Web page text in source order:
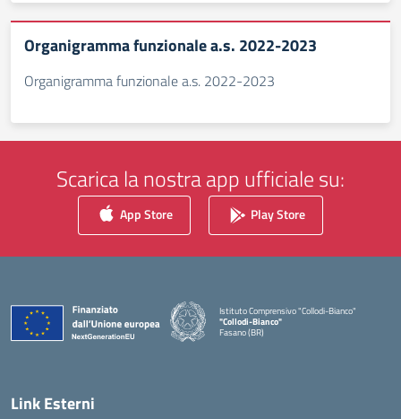
Organigramma funzionale a.s. 2022-2023
Organigramma funzionale a.s. 2022-2023
Scarica la nostra app ufficiale su:
App Store Play Store
Istituto Comprensivo "Collodi-Bianco"
"Collodi-Bianco"
Fasano (BR)
Link Esterni